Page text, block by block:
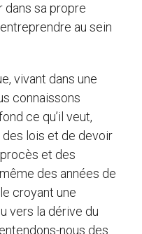
dans sa propre
au sein
vivant dans une
connaissons
ce qu’il veut,
des lois et de devoir
et des
des années de
croyant une
vers la dérive du
nous des